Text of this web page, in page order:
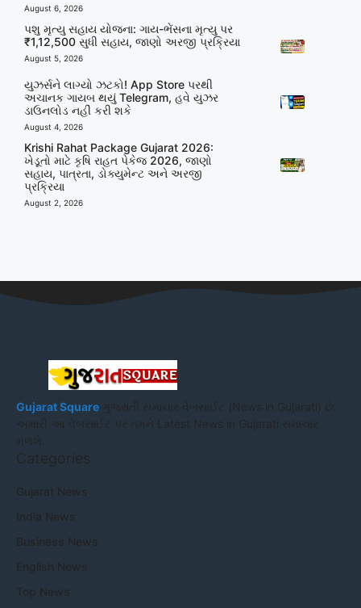
August 6, 2026
પશુ મૃત્યુ સહાય યોજના: ગાય-ભેંસના મૃત્યુ પર
₹1,12,500 સુધી સહાય, જાણો અરજી પ્રક્રિયા
August 5, 2026
યુઝર્સને લાગ્યો ઝટકો! App Store પરથી
અચાનક ગાયબ થયું Telegram, હવે યુઝર
ડાઉનલોડ નહીં કરી શકે
August 4, 2026
Krishi Rahat Package Gujarat 2026:
ખેડૂતો માટે કૃષિ રાહત પેકેજ 2026, જાણો
સહાય, પાત્રતા, ડોક્યુમેન્ટ અને અરજી
પ્રક્રિયા
August 2, 2026
Gujarat Square ગુજરાતી સમાચાર વેબસાઈટ (News in Gujarati) છે.
અમારી આ વેબસાઈટ પર તમને Latest News in Gujarati સમાચાર
મળશે.
Categories
Gujarat News
India News
Business News
English News
Top News